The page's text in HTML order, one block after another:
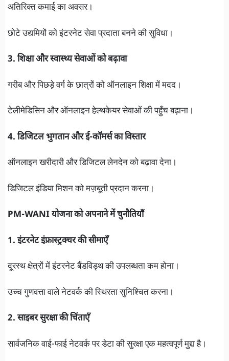
अतिरिक्त कमाई का अवसर।
छोटे उद्यमियों को इंटरनेट सेवा प्रदाता बनने की सुविधा।
3. शिक्षा और स्वास्थ्य सेवाओं को बढ़ावा
गरीब और पिछड़े वर्ग के छात्रों को ऑनलाइन शिक्षा में मदद।
टेलीमेडिसिन और ऑनलाइन हेल्थकेयर सेवाओं की पहुँच बढ़ाना।
4. डिजिटल भुगतान और ई-कॉमर्स का विस्तार
ऑनलाइन खरीदारी और डिजिटल लेनदेन को बढ़ावा देना।
डिजिटल इंडिया मिशन को मज़बूती प्रदान करना।
PM-WANI योजना को अपनाने में चुनौतियाँ
1. इंटरनेट इंफ्रास्ट्रक्चर की सीमाएँ
दूरस्थ क्षेत्रों में इंटरनेट बैंडविड्थ की उपलब्धता कम होना।
उच्च गुणवत्ता वाले नेटवर्क की स्थिरता सुनिश्चित करना।
2. साइबर सुरक्षा की चिंताएँ
सार्वजनिक वाई-फाई नेटवर्क पर डेटा की सुरक्षा एक महत्वपूर्ण मुद्दा है।